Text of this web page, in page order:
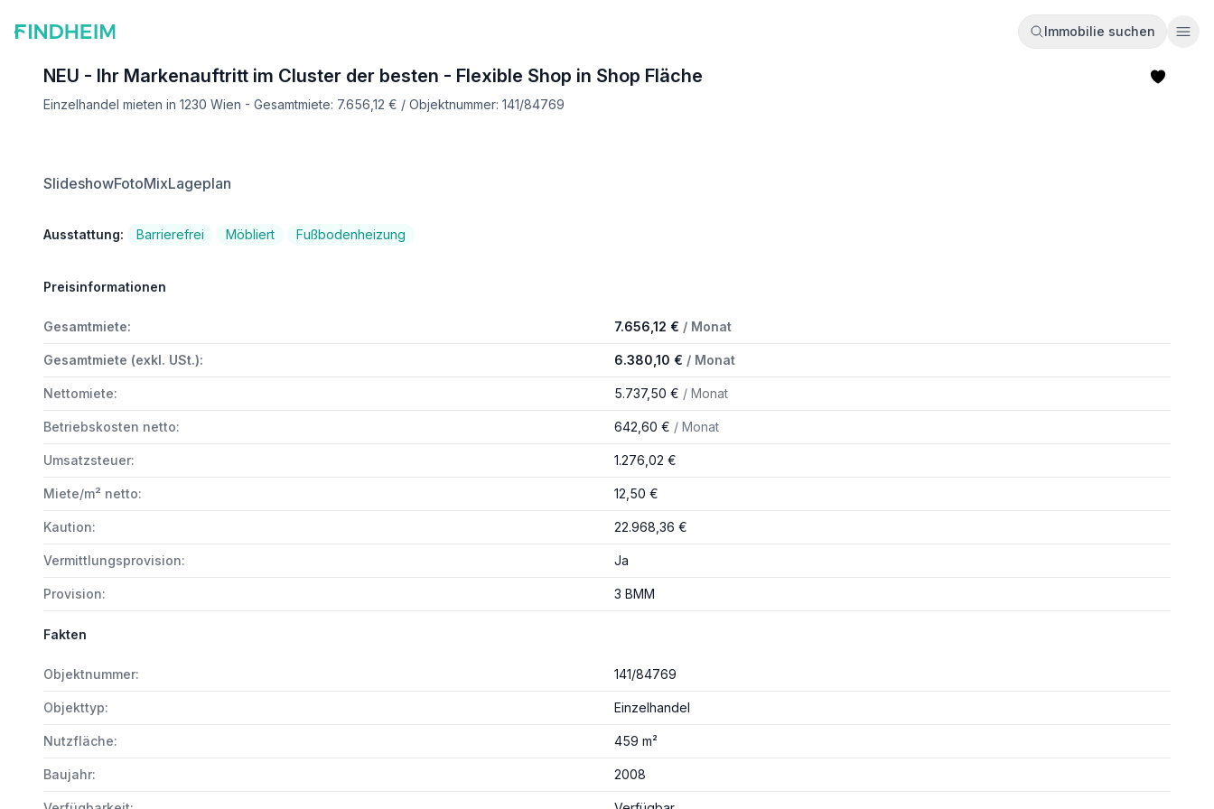
Immobilie suchen
NEU - Ihr Markenauftritt im Cluster der besten - Flexible Shop in Shop Fläche
Einzelhandel mieten in 1230 Wien - Gesamtmiete: 7.656,12 € / Objektnummer: 141/84769
SlideshowFotoMixLageplan
Ausstattung: Barrierefrei Möbliert Fußbodenheizung
Preisinformationen
Gesamtmiete: 7.656,12 € / Monat
Gesamtmiete (exkl. USt.): 6.380,10 € / Monat
Nettomiete: 5.737,50 € / Monat
Betriebskosten netto: 642,60 € / Monat
Umsatzsteuer: 1.276,02 €
Miete/m² netto: 12,50 €
Kaution: 22.968,36 €
Vermittlungsprovision: Ja
Provision: 3 BMM
Fakten
Objektnummer: 141/84769
Objekttyp: Einzelhandel
Nutzfläche: 459 m²
Baujahr: 2008